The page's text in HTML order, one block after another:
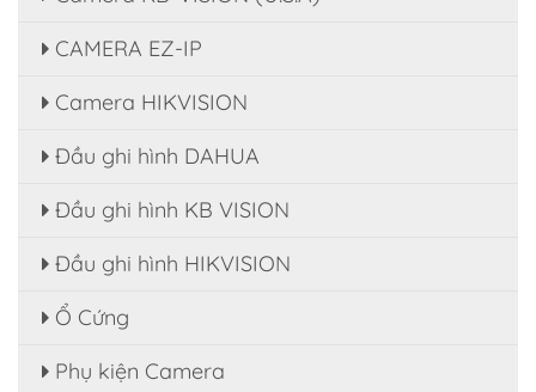
CAMERA EZ-IP
Camera HIKVISION
Đầu ghi hình DAHUA
Đầu ghi hình KB VISION
Đầu ghi hình HIKVISION
Ổ Cứng
Phụ kiện Camera